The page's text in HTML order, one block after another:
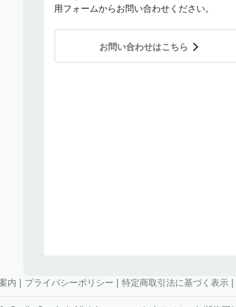
用フォームからお問い合わせください。
お問い合わせはこちら
内 プライバシーポリシー 特定商取引法に基づく表示